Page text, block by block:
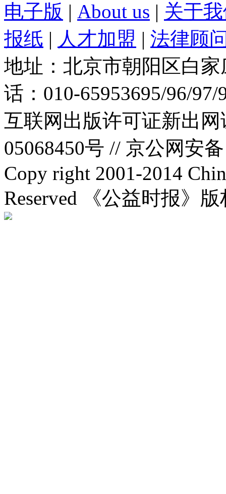
电子版 | About us | 关于
报纸 | 人才加盟 | 法律顾
地址：北京市朝阳区白
话：010-65953695/96/
互联网出版许可证新出
05068450号 // 京公网安
Copy right 2001-2014
Reserved 《公益时报》